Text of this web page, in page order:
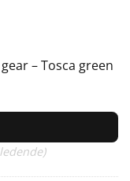
kr..
– Tosca green